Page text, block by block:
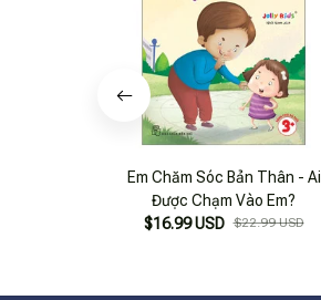
Em Chăm Sóc Bản Thân - Ai
Được Chạm Vào Em?
$16.99 USD $22.99 USD